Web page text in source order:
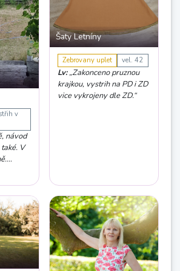
v
V
že
tenčí
to
příští
Šaty Letníny
Zebrovany uplet vel. 42
Lv:„Zakonceno pruznou
krajkou, vystrih na PD i ZD
vice vykrojeny dle ZD.“